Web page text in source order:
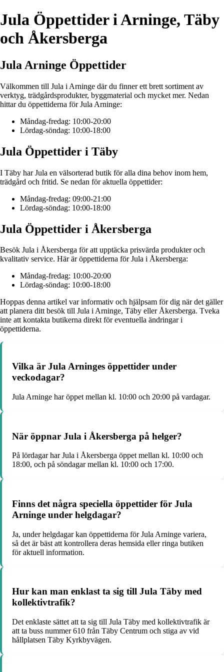
Jula Öppettider i Arninge, Täby
och Åkersberga
Jula Arninge Öppettider
Välkommen till Jula i Arninge där du finner ett brett sortiment av
verktyg, trädgårdsprodukter, byggmaterial och mycket mer. Nedan
hittar du öppettiderna för Jula Arninge:
Måndag-fredag: 10:00-20:00
Lördag-söndag: 10:00-18:00
Jula Öppettider i Täby
I Täby har Jula en välsorterad butik för alla dina behov inom hem,
trädgård och fritid. Se nedan för aktuella öppettider:
Måndag-fredag: 09:00-21:00
Lördag-söndag: 10:00-18:00
Jula Öppettider i Åkersberga
Besök Jula i Åkersberga för att upptäcka prisvärda produkter och
kvalitativ service. Här är öppettiderna för Jula i Åkersberga:
Måndag-fredag: 10:00-20:00
Lördag-söndag: 10:00-18:00
Hoppas denna artikel var informativ och hjälpsam för dig när det gäller
att planera ditt besök till Jula i Arninge, Täby eller Åkersberga. Tveka
inte att kontakta butikerna direkt för eventuella ändringar i
öppettiderna.
Vilka är Jula Arninges öppettider under
veckodagar?
Jula Arninge har öppet mellan kl. 10:00 och 20:00 på vardagar.
När öppnar Jula i Åkersberga på helger?
På lördagar har Jula i Åkersberga öppet mellan kl. 10:00 och
18:00, och på söndagar mellan kl. 10:00 och 17:00.
Finns det några speciella öppettider för Jula
Arninge under helgdagar?
Ja, under helgdagar kan öppettiderna för Jula Arninge variera,
så det är bäst att kontrollera deras hemsida eller ringa butiken
för aktuell information.
Hur kan man enklast ta sig till Jula Täby med
kollektivtrafik?
Det enklaste sättet att ta sig till Jula Täby med kollektivtrafik är
att ta buss nummer 610 från Täby Centrum och stiga av vid
hållplatsen Täby Kyrkbyvägen.